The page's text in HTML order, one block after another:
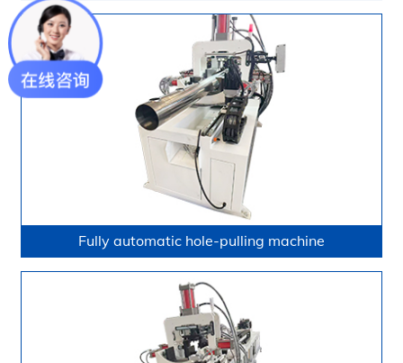
Fully automatic hole-pulling machine